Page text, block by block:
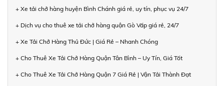
+ Xe tải chở hàng huyện Bình Chánh giá rẻ, uy tín, phục vụ 24/7
+ Dịch vụ cho thuê xe tải chở hàng quận Gò Vấp giá rẻ, 24/7
+ Xe Tải Chở Hàng Thủ Đức | Giá Rẻ – Nhanh Chóng
+ Cho Thuê Xe Tải Chở Hàng Quận Tân Bình – Uy Tín, Giá Tốt
+ Cho Thuê Xe Tải Chở Hàng Quận 7 Giá Rẻ | Vận Tải Thành Đạt